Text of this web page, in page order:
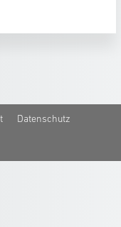
Datenschutz